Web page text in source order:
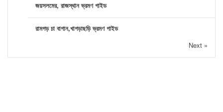
জয়সলমের, রাজস্থান ভ্রমণ গাইড
রামগড় চা বাগান,খাগড়াছড়ি ভ্রমণ গাইড
Next »